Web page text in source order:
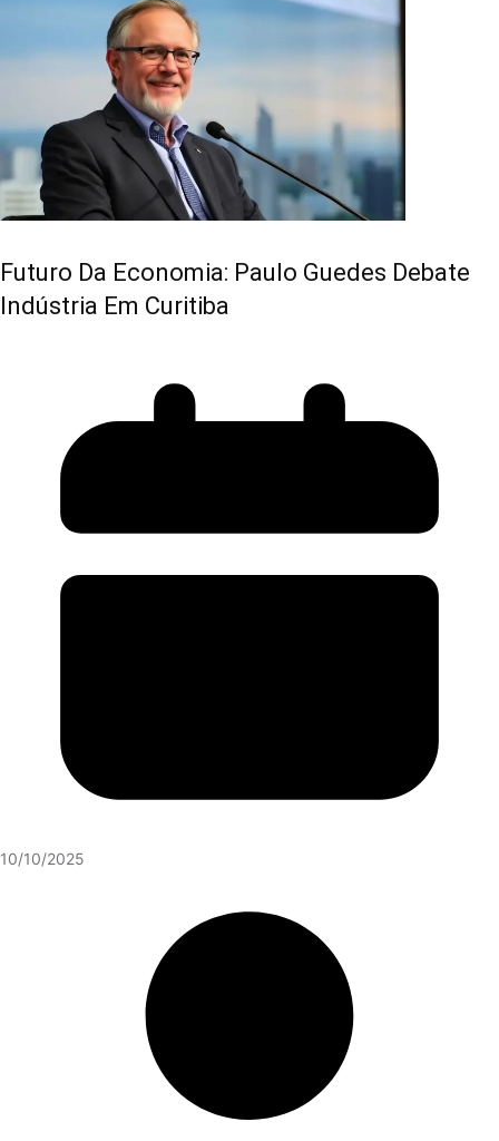
Futuro Da Economia: Paulo Guedes Debate
Indústria Em Curitiba
10/10/2025